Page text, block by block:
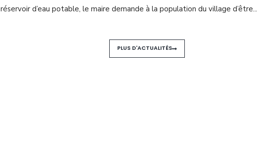
d’eau potable, le maire demande à la population du village d’être...
PLUS D'ACTUALITÉS